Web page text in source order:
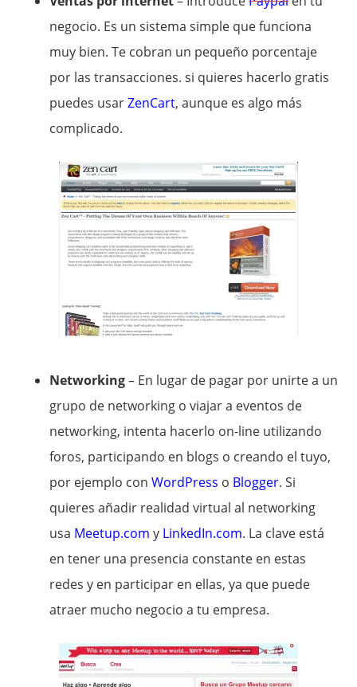
negocio. Es un sistema simple que funciona
muy bien. Te cobran un pequeño porcentaje
por las transacciones. si quieres hacerlo gratis
puedes usarZenCart, aunque es algo más
complicado.
Networking– En lugar de pagar por unirte a un
grupo de networking o viajar a eventos de
networking, intenta hacerlo on-line utilizando
foros, participando en blogs o creando el tuyo,
por ejemplo conWordPress o Blogger. Si
quieres añadir realidad virtual al networking
usa Meetup.com y LinkedIn.com. La clave está
en tener una presencia constante en estas
redes y en participar en ellas, ya que puede
atraer mucho negocio a tu empresa.